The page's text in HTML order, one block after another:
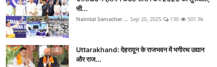
सी...
Nainital Samachar ... Sep 20, 2025 130 501.9k
Uttarakhand: देहरादून के राजभवन में भगीरथ उद्यान
और राज...